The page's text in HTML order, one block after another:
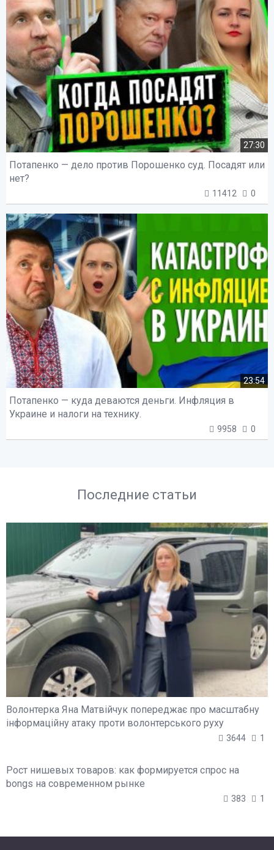
27:30
Потапенко — дело против Порошенко суд. Посадят или
нет?
11412 0
23:54
Потапенко — куда деваются деньги. Инфляция в
Украине и налоги на технику.
9958 0
Последние статьи
Волонтерка Яна Матвійчук попереджає про масштабну
інформаційну атаку проти волонтерського руху
3644 1
Рост нишевых товаров: как формируется спрос на
bongs на современном рынке
383 1